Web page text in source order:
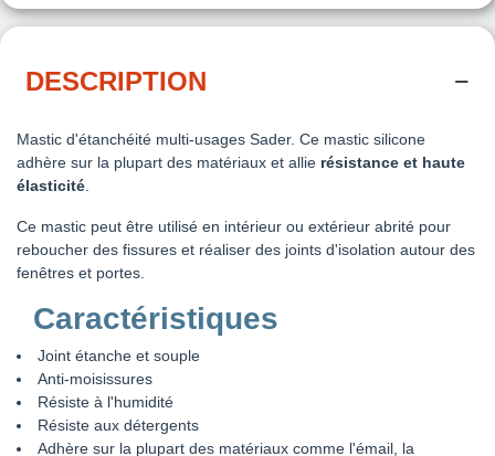
DESCRIPTION
Mastic d'étanchéité multi-usages Sader. Ce mastic silicone
adhère sur la plupart des matériaux et allie résistance et haute
élasticité
Ce mastic peut être utilisé en intérieur ou extérieur abrité pour
reboucher des fissures et réaliser des joints d'isolation autour des
fenêtres et portes.
Caractéristiques
Joint étanche et souple
Anti-moisissures
Résiste à l'humidité
Résiste aux détergents
Adhère sur la plupart des matériaux comme l'émail, la